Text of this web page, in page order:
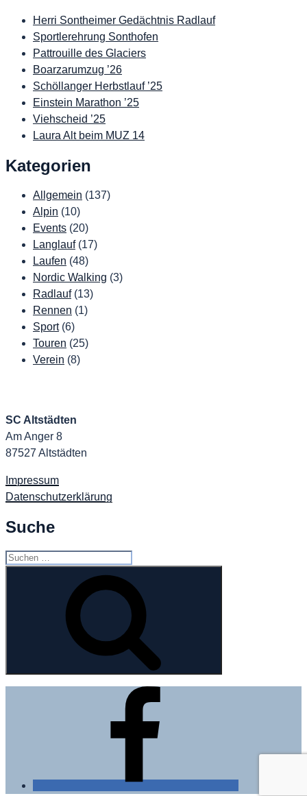
Herri Sontheimer Gedächtnis Radlauf
Sportlerehrung Sonthofen
Pattrouille des Glaciers
Boarzarumzug ’26
Schöllanger Herbstlauf ’25
Einstein Marathon ’25
Viehscheid ’25
Laura Alt beim MUZ 14
Kategorien
Allgemein (137)
Alpin (10)
Events (20)
Langlauf(17)
Laufen (48)
Nordic Walking (3)
Radlauf(13)
Rennen (1)
Sport(6)
Touren (25)
Verein (8)
SC Altstädten
Am Anger 8
87527 Altstädten
Impressum
Datenschutzerklärung
Suche
Suchen